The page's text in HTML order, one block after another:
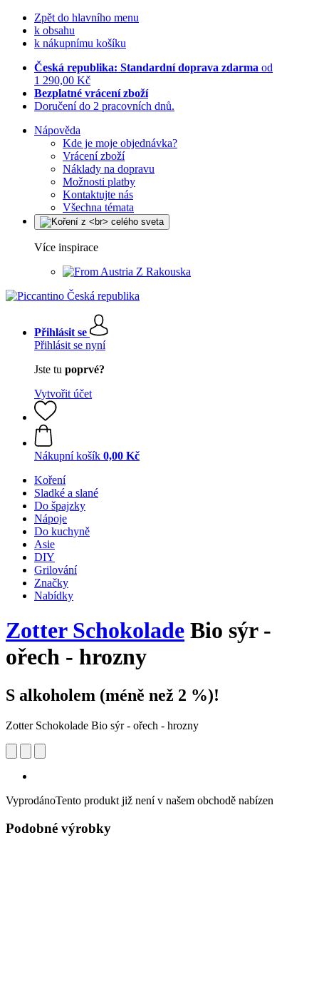
Zpět do hlavního menu
k obsahu
k nákupnímu košíku
Česká republika: Standardní doprava zdarma od
1 290,00 Kč
Bezplatné vrácení zboží
Doručení do 2 pracovních dnů.
Nápověda
Kde je moje objednávka?
Vrácení zboží
Náklady na dopravu
Možnosti platby
Kontaktujte nás
Všechna témata
Více inspirace
Z Rakouska
Přihlásit se
Přihlásit se nyní
Jste tu poprvé?
Vytvořit účet
Nákupní košík 0,00 Kč
Koření
Sladké a slané
Do špajzky
Nápoje
Do kuchyně
Asie
DIY
Grilování
Značky
Nabídky
Zotter Schokolade Bio sýr -
ořech - hrozny
S alkoholem (méně než 2 %)!
Zotter Schokolade Bio sýr - ořech - hrozny
VyprodánoTento produkt již není v našem obchodě nabízen
Podobné výrobky